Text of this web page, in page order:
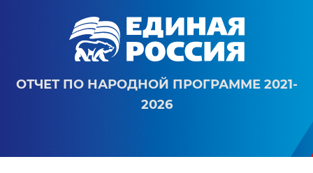
ОТЧЕТ ПО НАРОДНОЙ ПРОГРАММЕ 2021-
2026